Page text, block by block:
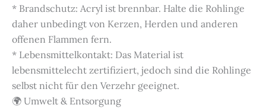
* Brandschutz: Acryl ist brennbar. Halte die Rohlinge
daher unbedingt von Kerzen, Herden und anderen
offenen Flammen fern.
* Lebensmittelkontakt: Das Material ist
lebensmittelecht zertifiziert, jedoch sind die Rohlinge
selbst nicht für den Verzehr geeignet.
🌍 Umwelt & Entsorgung